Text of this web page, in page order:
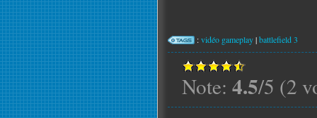
:vidéo gameplay|battlefield 3
Note: 4.5/5 (2